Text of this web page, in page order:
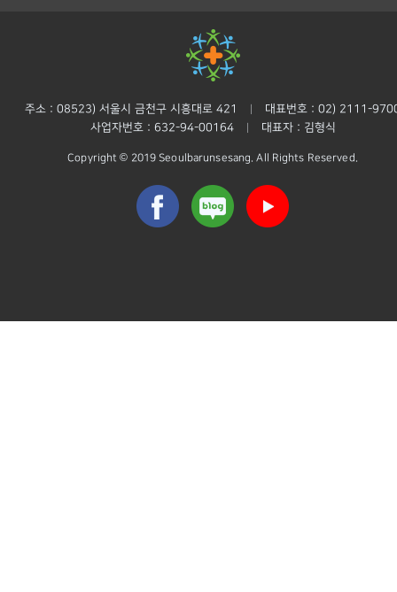
주소 : 08523) 서울시 금천구 시흥대로 421
대표번호 : 02) 2111-
사업자번호 : 632-94-00164
대표자 : 김형식
Copyright © 2019 Seoulbarunsesang. All Rights Reserved.